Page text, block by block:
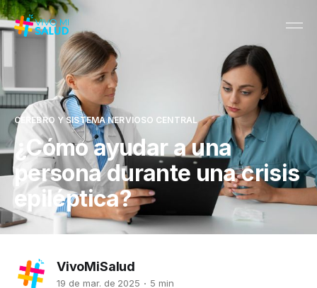
CEREBRO Y SISTEMA NERVIOSO CENTRAL
¿Cómo ayudar a una
persona durante una crisis
epiléptica?
VivoMiSalud
19 de mar. de 2025 5 min